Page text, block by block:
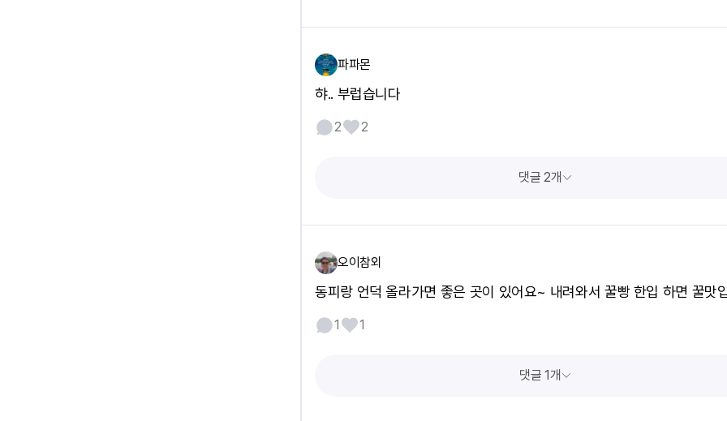
파파몬
햐.. 부럽습니다
2 2
댓글 2개
오이참외
동피랑 언덕 올라가면 좋은 곳이 있어요~ 내려와서 꿀빵 한입 하면 꿀맛
1 1
댓글 1개